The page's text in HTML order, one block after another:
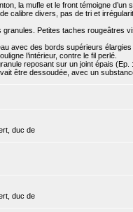
la mufle et le front témoigne
calibre divers, pas de tri et
Petites taches rougeâtres
avec des bords supérieurs
l’intérieur, contre le fil perlé.
reposant sur un joint épais (Ep.
être dessoudée, avec un
duc de
duc de